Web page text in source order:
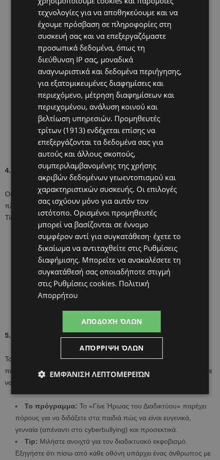
για υδατογραφήματα SynthID που υποδεικνύουν περιεχόμενο
δημιουργημένο από AI.
4. Γίνετε συμμέτοχοι, όχι απλά παρατηρητές
Οι γονείς πρέπει να είναι ενεργοί παίκτες. Κατανοήστε τις
πλατφόρμες που χρησιμοποιούν τα παιδιά σας (ναι, ακόμα και το
TikTok ή το YouTube).
Το εργαλείο:Οι εποπτευόμενοι λογαριασμοί στο YouTube
για εφήβους σέβονται την αυτονομία τους, αλλά σας κρατούν
ενήμερους για τη δραστηριότητά τους (αναρτήσεις, σχόλια,
συνδρομές).
Καθίστε μαζί τους και φτιάξτε τους «Οικογενειακούς
Κανόνες». Όταν το παιδί συμμετέχει στη δημιουργία των
κανόνων, είναι πιο πιθανό να τους τηρήσει.
5. Ευγένεια και Ψηφιακή Παιδεία
Το διαδίκτυο είναι μια παγκόσμια γειτονιά. Όπως μαθαίνουμε στα
παιδιά να λένε «ευχαριστώ» στον φούρνο, πρέπει να τους μάθουμε
να φέρονται σωστά και online.
Το πρόγραμμα: Το «Γίνε Ήρωας του Διαδικτύου» παρέχει
πόρους για να διδάξετε στα παιδιά πώς να είναι ευγενικά,
γενναία (απέναντι στο cyberbullying) και προσεκτικά.
Tip: Μιλήστε ανοιχτά για τον διαδικτυακό εκφοβισμό.
Εξηγήστε ότι πίσω από κάθε οθόνη υπάρχει ένας άνθρωπος με
τεχνολογίες για να αποθηκεύουμε και να
έχουμε πρόσβαση σε πληροφορίες στη
συσκευή σας και να επεξεργαζόμαστε
προσωπικά δεδομένα, όπως τη
διεύθυνση IP σας, μοναδικά
αναγνωριστικά και δεδομένα περιήγησης,
για εξατομικευμένες διαφημίσεις και
περιεχόμενο, μέτρηση διαφημίσεων και
περιεχομένου, ανάλυση κοινού και
βελτίωση υπηρεσιών. Προμηθευτές
τρίτων (1913) ενδέχεται επίσης να
επεξεργάζονται τα δεδομένα σας για
αυτούς και άλλους σκοπούς,
συμπεριλαμβανομένης της χρήσης
ακριβών δεδομένων γεωεντοπισμού και
χαρακτηριστικών συσκευής. Οι επιλογές
σας ισχύουν μόνο για αυτόν τον
ιστότοπο. Ορισμένοι προμηθευτές
μπορεί να βασίζονται σε έννομο
συμφέρον αντί για συγκατάθεση· έχετε το
δικαίωμα να αντιταχθείτε στις Ρυθμίσεις
διαφήμισης. Μπορείτε να ανακαλέσετε τη
συγκατάθεσή σας οποιαδήποτε στιγμή
στις Ρυθμίσεις cookies. Πολιτική
Απορρήτου
ΑΠΟΔΟΧΉ ΌΛΩΝ
ΑΠΌΡΡΙΨΗ ΌΛΩΝ
ΕΜΦΆΝΙΣΗ ΛΕΠΤΟΜΕΡΕΙΏΝ